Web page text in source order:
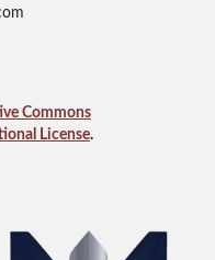
Commons
License.